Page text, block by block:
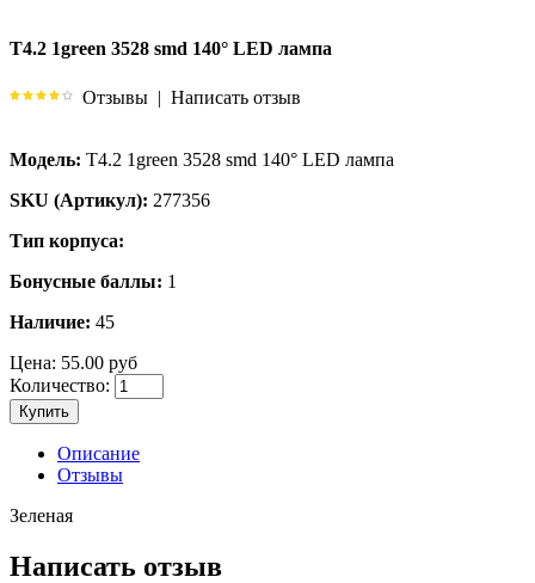
T4.2 1green 3528 smd 140° LED лампа
Отзывы | Написать отзыв
Модель: T4.2 1green 3528 smd 140° LED лампа
SKU (Артикул): 277356
Тип корпуса:
Бонусные баллы: 1
Наличие: 45
Цена: 55.00 руб
Количество:
Купить
Описание
Отзывы
Зеленая
Написать отзыв